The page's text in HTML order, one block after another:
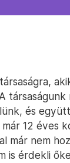
és
12 éves
már nem
is érdekli